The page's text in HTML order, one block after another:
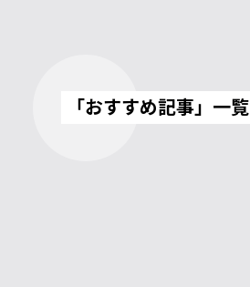
「おすすめ記事」一覧